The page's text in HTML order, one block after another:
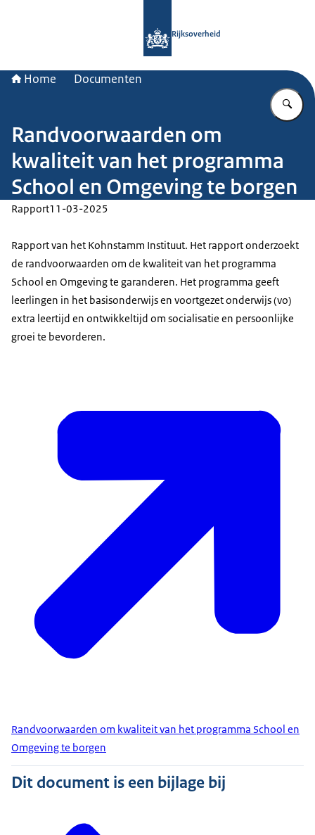
Rijksoverheid
Home Documenten
Randvoorwaarden om
kwaliteit van het programma
School en Omgeving te borgen
Rapport11-03-2025
Rapport van het Kohnstamm Instituut. Het rapport onderzoekt
de randvoorwaarden om de kwaliteit van het programma
School en Omgeving te garanderen. Het programma geeft
leerlingen in het basisonderwijs en voortgezet onderwijs (vo)
extra leertijd en ontwikkeltijd om socialisatie en persoonlijke
groei te bevorderen.
Randvoorwaarden om kwaliteit van het programma School en
Omgeving te borgen
Dit document is een bijlage bij